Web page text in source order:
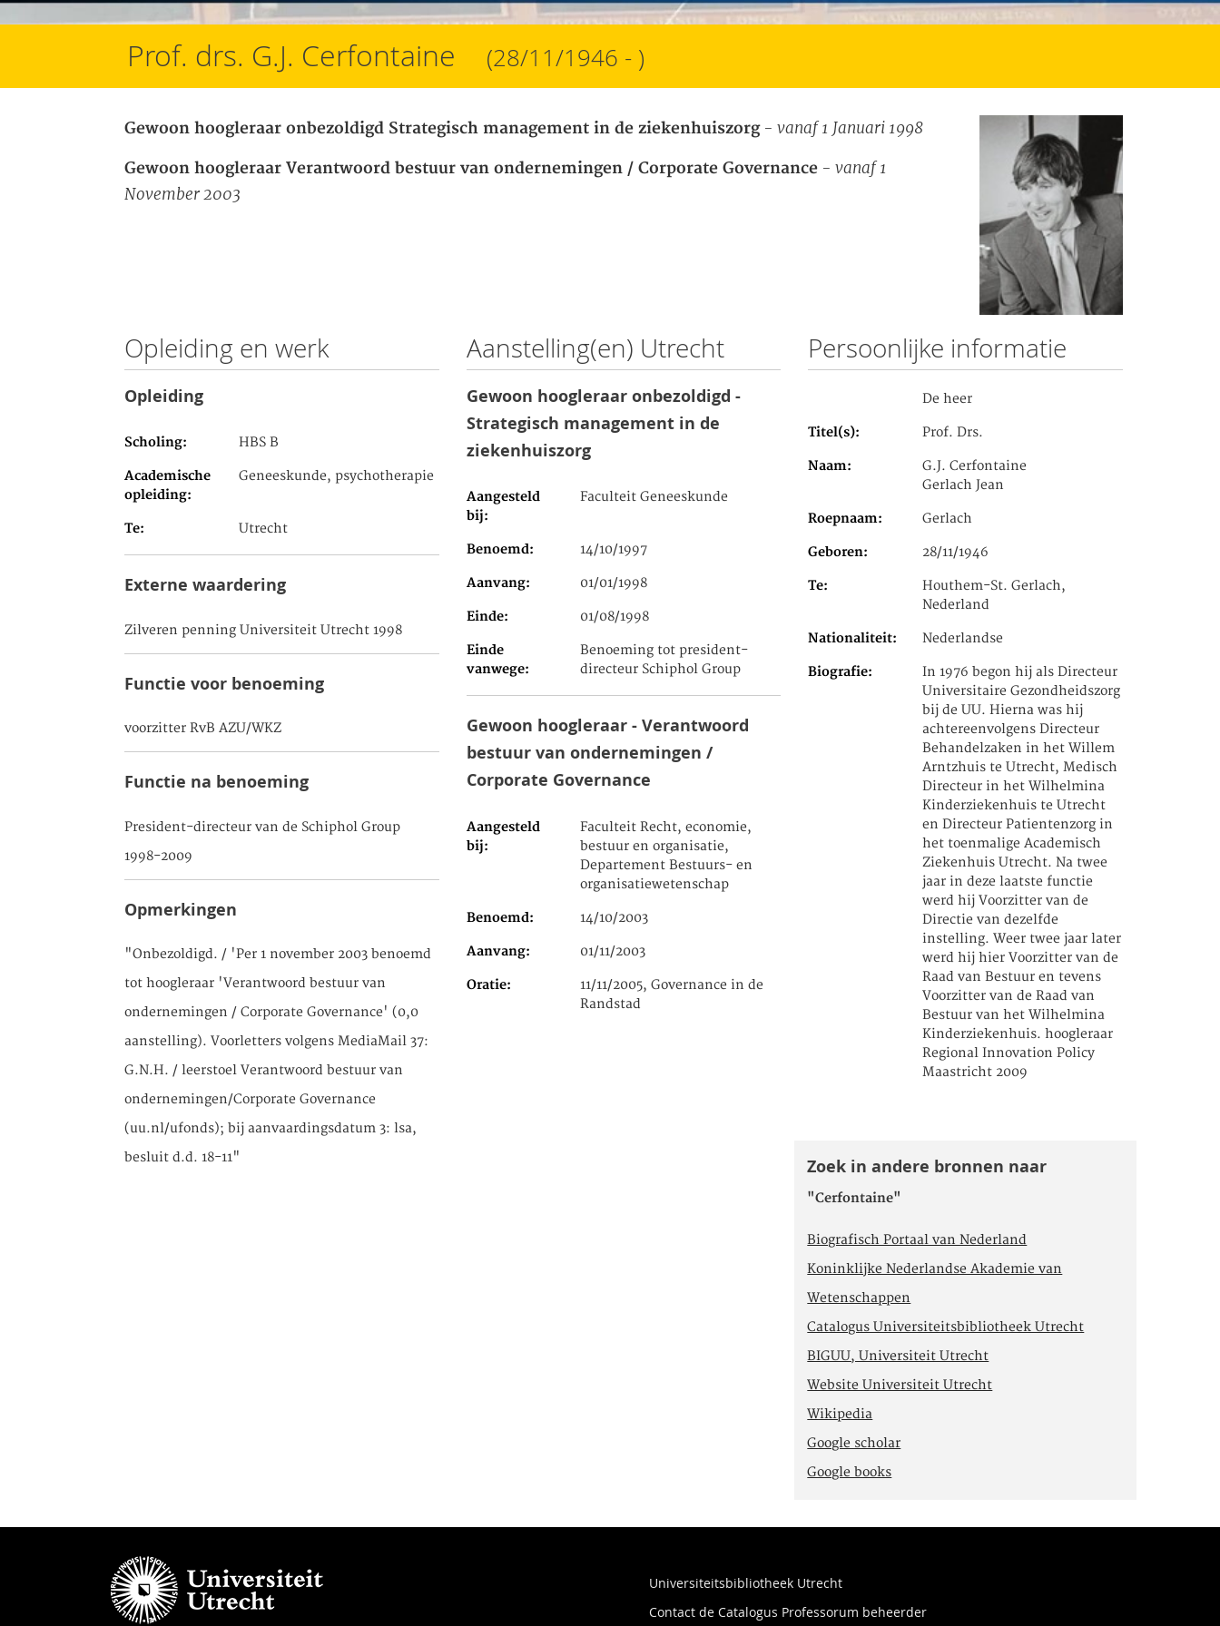
Prof. drs. G.J. Cerfontaine (28/11/1946 - )
Gewoon hoogleraar onbezoldigd Strategisch management in de ziekenhuiszorg- vanaf 1 Januari 1998
Gewoon hoogleraar Verantwoord bestuur van ondernemingen / Corporate Governance - vanaf 1
November 2003
Opleiding en werk
Opleiding
Scholing HBS B
Academische
opleiding
Geneeskunde, psychotherapie
Te Utrecht
Externe waardering
Zilveren penning Universiteit Utrecht 1998
Functie voor benoeming
voorzitter RvB AZU/WKZ
Functie na benoeming
President-directeur van de Schiphol Group
1998-2009
Opmerkingen
"Onbezoldigd. / 'Per 1 november 2003 benoemd
tot hoogleraar 'Verantwoord bestuur van
ondernemingen / Corporate Governance' (0,0
aanstelling). Voorletters volgens MediaMail 37:
G.N.H. / leerstoel Verantwoord bestuur van
ondernemingen/Corporate Governance
(uu.nl/ufonds); bij aanvaardingsdatum 3: lsa,
besluit d.d. 18-11"
Aanstelling(en) Utrecht
Gewoon hoogleraar onbezoldigd -
Strategisch management in de
ziekenhuiszorg
Aangesteld
bij
Faculteit Geneeskunde
Benoemd 14/10/1997
Aanvang 01/01/1998
Einde 01/08/1998
Einde
vanwege
Benoeming tot president-
directeur Schiphol Group
Gewoon hoogleraar - Verantwoord
bestuur van ondernemingen /
Corporate Governance
Aangesteld
bij
Faculteit Recht, economie,
bestuur en organisatie,
Departement Bestuurs- en
organisatiewetenschap
Benoemd 14/10/2003
Aanvang 01/11/2003
Oratie
11/11/2005, Governance in de
Randstad
Persoonlijke informatie
De heer
Titel(s) Prof. Drs.
Naam
G.J. Cerfontaine
Gerlach Jean
Roepnaam Gerlach
Geboren 28/11/1946
Te
Houthem-St. Gerlach,
Nederland
Nationaliteit Nederlandse
Biografie
In 1976 begon hij als Directeur
Universitaire Gezondheidszorg
bij de UU. Hierna was hij
achtereenvolgens Directeur
Behandelzaken in het Willem
Arntzhuis te Utrecht, Medisch
Directeur in het Wilhelmina
Kinderziekenhuis te Utrecht
en Directeur Patientenzorg in
het toenmalige Academisch
Ziekenhuis Utrecht. Na twee
jaar in deze laatste functie
werd hij Voorzitter van de
Directie van dezelfde
instelling. Weer twee jaar later
werd hij hier Voorzitter van de
Raad van Bestuur en tevens
Voorzitter van de Raad van
Bestuur van het Wilhelmina
Kinderziekenhuis. hoogleraar
Regional Innovation Policy
Maastricht 2009
Zoek in andere bronnen naar
"Cerfontaine"
Biografisch Portaal van Nederland
Koninklijke Nederlandse Akademie van
Wetenschappen
Catalogus Universiteitsbibliotheek Utrecht
BIGUU, Universiteit Utrecht
Website Universiteit Utrecht
Wikipedia
Google scholar
Google books
Universiteitsbibliotheek Utrecht
Contact de Catalogus Professorum beheerder